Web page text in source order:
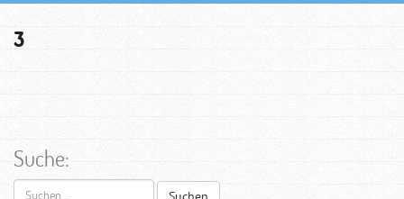
3
Suche:
Suchen